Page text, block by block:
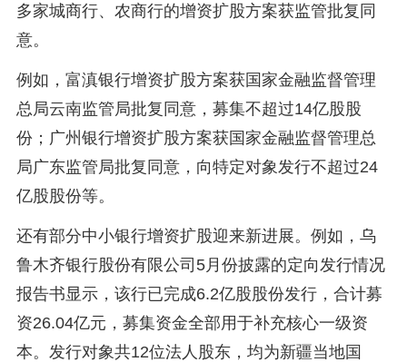
多家城商行、农商行的增资扩股方案获监管批复同
意。
例如，富滇银行增资扩股方案获国家金融监督管理
总局云南监管局批复同意，募集不超过14亿股股
份；广州银行增资扩股方案获国家金融监督管理总
局广东监管局批复同意，向特定对象发行不超过24
亿股股份等。
还有部分中小银行增资扩股迎来新进展。例如，乌
鲁木齐银行股份有限公司5月份披露的定向发行情况
报告书显示，该行已完成6.2亿股股份发行，合计募
资26.04亿元，募集资金全部用于补充核心一级资
本。发行对象共12位法人股东，均为新疆当地国